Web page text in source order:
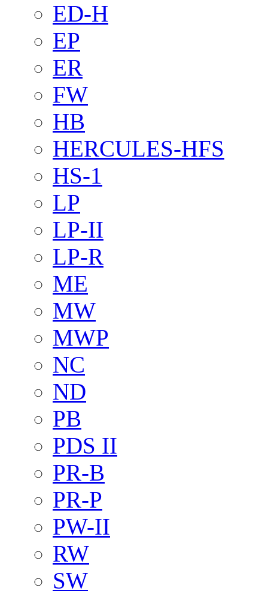
ED-H
EP
ER
FW
HB
HERCULES-HFS
HS-1
LP
LP-II
LP-R
ME
MW
MWP
NC
ND
PB
PDS II
PR-B
PR-P
PW-II
RW
SW